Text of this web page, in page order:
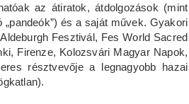
az átiratok, átdolgozások (mint
és a saját művek. Gyakori
Fesztivál, Fes World Sacred
Firenze, Kolozsvári Magyar Napok,
résztvevője a legnagyobb hazai